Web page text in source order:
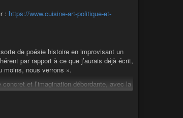
: https://www.cuisine-art-politique-et-
de poésie histoire en improvisant un
par rapport à ce que j’aurais déjà écrit,
moins, nous verrons ».
et l’imagination débordante, avec la
le tout en le qualifiant «d’histoire philo-